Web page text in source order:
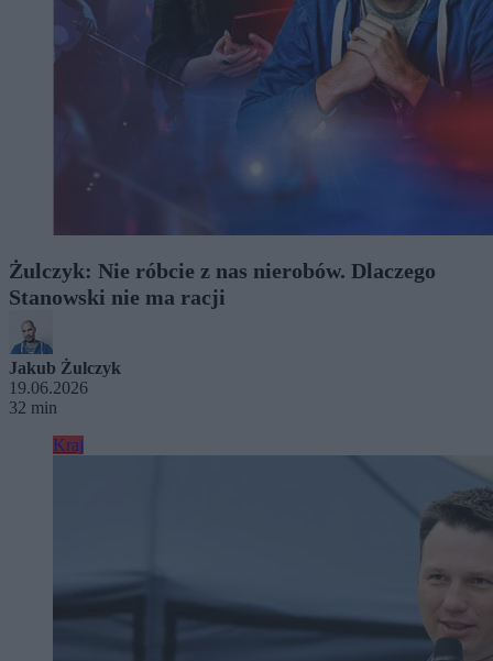
Żulczyk: Nie róbcie z nas nierobów. Dlaczego
Stanowski nie ma racji
Jakub Żulczyk
19.06.2026
32 min
Kraj